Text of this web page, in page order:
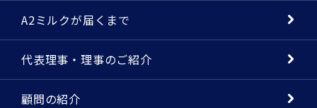
A2ミルクが届くまで
代表理事・理事のご紹介
顧問の紹介